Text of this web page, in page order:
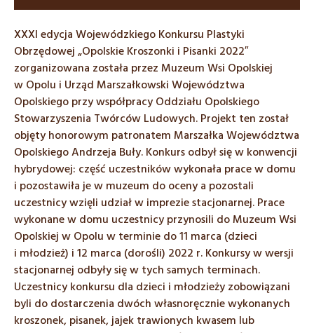
XXXI edycja Wojewódzkiego Konkursu Plastyki
Obrzędowej „Opolskie Kroszonki i Pisanki 2022″
zorganizowana została przez Muzeum Wsi Opolskiej
w Opolu i Urząd Marszałkowski Województwa
Opolskiego przy współpracy Oddziału Opolskiego
Stowarzyszenia Twórców Ludowych. Projekt ten został
objęty honorowym patronatem Marszałka Województwa
Opolskiego Andrzeja Buły. Konkurs odbył się w konwencji
hybrydowej: część uczestników wykonała prace w domu
i pozostawiła je w muzeum do oceny a pozostali
uczestnicy wzięli udział w imprezie stacjonarnej. Prace
wykonane w domu uczestnicy przynosili do Muzeum Wsi
Opolskiej w Opolu w terminie do 11 marca (dzieci
i młodzież) i 12 marca (dorośli) 2022 r. Konkursy w wersji
stacjonarnej odbyły się w tych samych terminach.
Uczestnicy konkursu dla dzieci i młodzieży zobowiązani
byli do dostarczenia dwóch własnoręcznie wykonanych
kroszonek, pisanek, jajek trawionych kwasem lub